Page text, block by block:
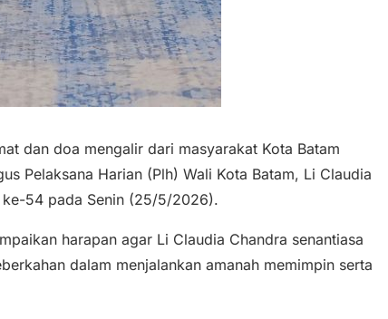
dan doa mengalir dari masyarakat Kota Batam
Pelaksana Harian (Plh) Wali Kota Batam, Li Claudia
ke-54 pada Senin (25/5/2026).
harapan agar Li Claudia Chandra senantiasa
dalam menjalankan amanah memimpin serta